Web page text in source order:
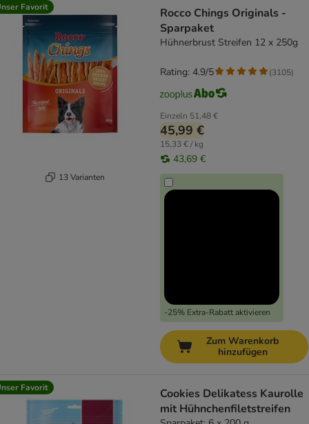
Favorit
13 Varianten
Rocco Chings Originals -
Sparpaket
Hühnerbrust Streifen 12 x 250g
Einzeln 51,48 €
45,99 €
15,33 € / kg
43,69 €
-25% Extra-Rabatt aktivieren
Rating: 4.9/5 (3105)
Zum Warenkorb
hinzufügen
Favorit
Cookies Delikatess Kaurolle
mit Hühnchenfiletstreifen